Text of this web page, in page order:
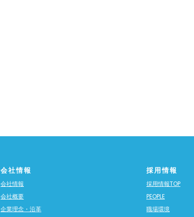
会社情報
会社情報
会社概要
企業理念・沿革
採用情報
採用情報TOP
PEOPLE
職場環境